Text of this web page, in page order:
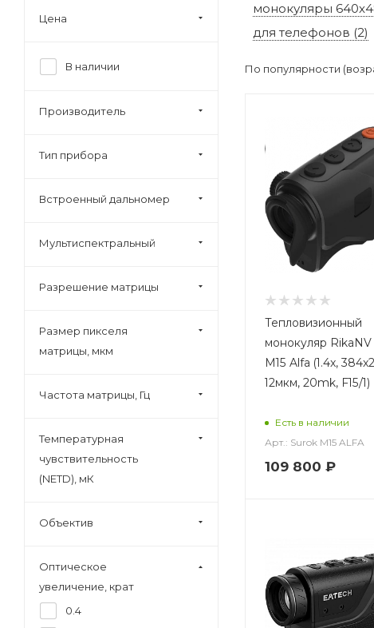
монокуляры
для телефонов (2)
По популярности
Тепловизионный
монокуляр
M15 Alfa (1.4x,
12мкм, 20mk, F15/1)
Есть в наличии
Арт.: Surok M15 ALFA
109 800 ₽
Цена
В наличии
Производитель
Тип прибора
Встроенный дальномер
Мультиспектральный
Разрешение матрицы
Размер пикселя
матрицы, мкм
Частота матрицы, Гц
Температурная
чувствительность
(NETD), мК
Объектив
Оптическое
увеличение, крат
0.4